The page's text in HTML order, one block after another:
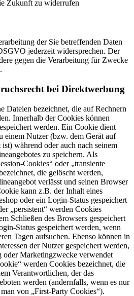
Zukunft zu widerrufen
der Sie betreffenden Daten
jederzeit widersprechen. Der
gegen die Verarbeitung für Zwecke
bei Direktwerbung
Dateien bezeichnet, die auf Rechnern
Innerhalb der Cookies können
werden. Ein Cookie dient
einem Nutzer (bzw. dem Gerät auf
während oder auch nach seinem
zu speichern. Als
Cookies“ oder „transiente
die gelöscht werden,
verlässt und seinen Browser
kann z.B. der Inhalt eines
oder ein Login-Status gespeichert
„persistent“ werden Cookies
Schließen des Browsers gespeichert
Status gespeichert werden, wenn
Tagen aufsuchen. Ebenso können in
der Nutzer gespeichert werden,
oder Marketingzwecke verwendet
werden Cookies bezeichnet, die
Verantwortlichen, der das
werden (andernfalls, wenn es nur
von „First-Party Cookies“).